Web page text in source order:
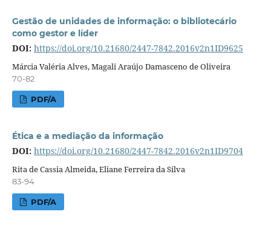
Gestão de unidades de informação: o bibliotecário
como gestor e líder
DOI: https://doi.org/10.21680/2447-7842.2016v2n1ID9625
Márcia Valéria Alves, Magali Araújo Damasceno de Oliveira
70-82
PDF/A
Ética e a mediação da informação
DOI: https://doi.org/10.21680/2447-7842.2016v2n1ID9704
Rita de Cassia Almeida, Eliane Ferreira da Silva
83-94
PDF/A